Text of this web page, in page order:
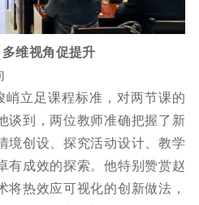
维视角促提升
峭立足课程标准，对两节课的
谈到，两位教师准确把握了新
境创设、探究活动设计、教学
有成效的探索。他特别赞赏赵
将热效应可视化的创新做法，